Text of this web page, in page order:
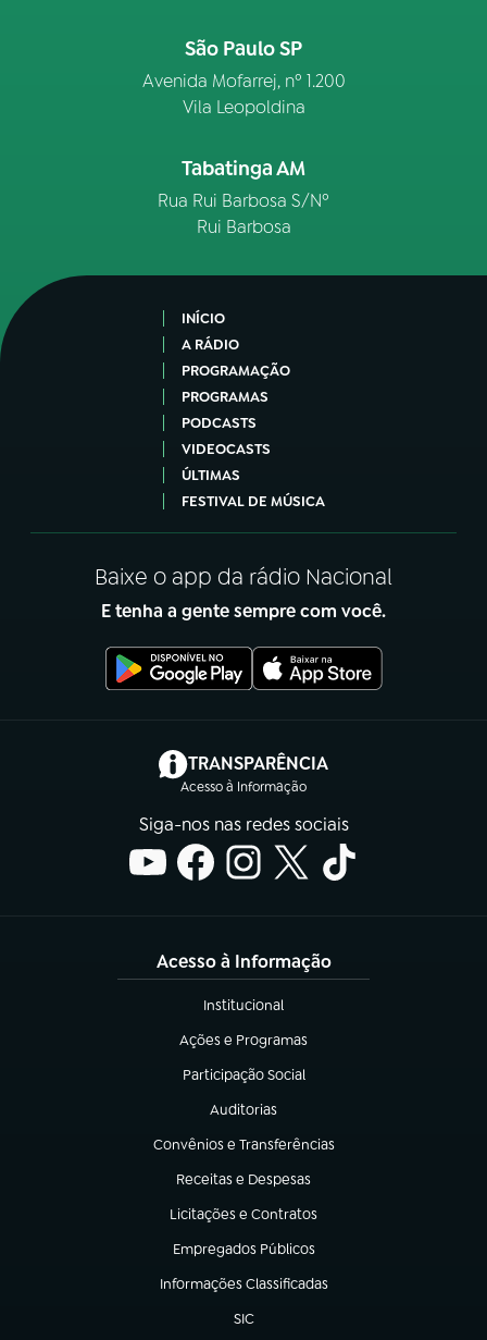
São Paulo SP
Avenida Mofarrej, nº 1.200
Vila Leopoldina
Tabatinga AM
Rua Rui Barbosa S/Nº
Rui Barbosa
INÍCIO
A RÁDIO
PROGRAMAÇÃO
PROGRAMAS
PODCASTS
VIDEOCASTS
ÚLTIMAS
FESTIVAL DE MÚSICA
Baixe o app da rádio Nacional
E tenha a gente sempre com você.
TRANSPARÊNCIA
Acesso à Informação
(abre em nova aba)
Siga-nos nas redes sociais
Acesso à Informação
Institucional
(abre em nova aba)
Ações e Programas
(abre em nova aba)
Participação Social
(abre em nova aba)
Auditorias
(abre em nova aba)
Convênios e Transferências
(abre em nova aba)
Receitas e Despesas
(abre em nova aba)
Licitações e Contratos
(abre em nova aba)
Empregados Públicos
(abre em nova aba)
Informações Classificadas
(abre em nova aba)
SIC
(abre em nova aba)